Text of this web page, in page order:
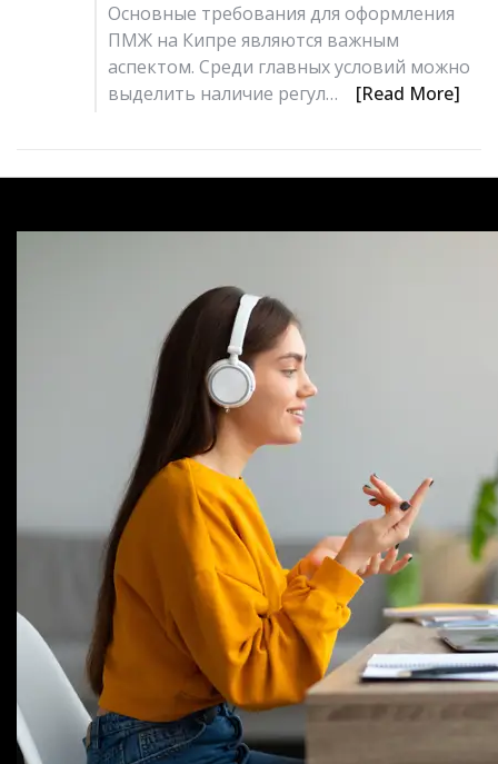
Основные требования для оформления
ПМЖ на Кипре являются важным
аспектом. Среди главных условий можно
выделить наличие регул…
[Read More]